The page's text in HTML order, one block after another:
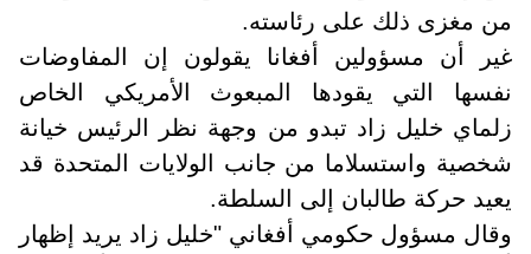
من مغزى ذلك على رئاسته.
غير أن مسؤولين أفغانا يقولون إن المفاوضات
نفسها التي يقودها المبعوث الأمريكي الخاص
زلماي خليل زاد تبدو من وجهة نظر الرئيس خيانة
شخصية واستسلاما من جانب الولايات المتحدة قد
يعيد حركة طالبان إلى السلطة.
وقال مسؤول حكومي أفغاني "خليل زاد يريد إظهار